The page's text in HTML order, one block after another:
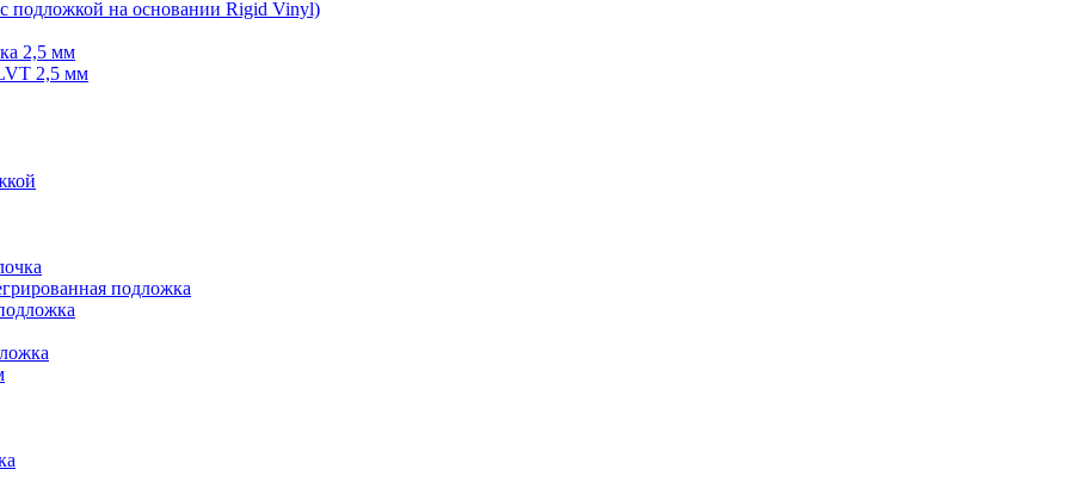
подложкой на основании Rigid Vinyl)
2,5 мм
2,5 мм
подложка